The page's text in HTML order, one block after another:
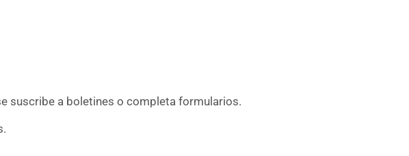
suscribe a boletines o completa formularios.